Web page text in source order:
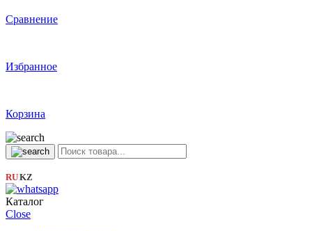
Сравнение
Избранное
Корзина
RU|KZ
Каталог
Close